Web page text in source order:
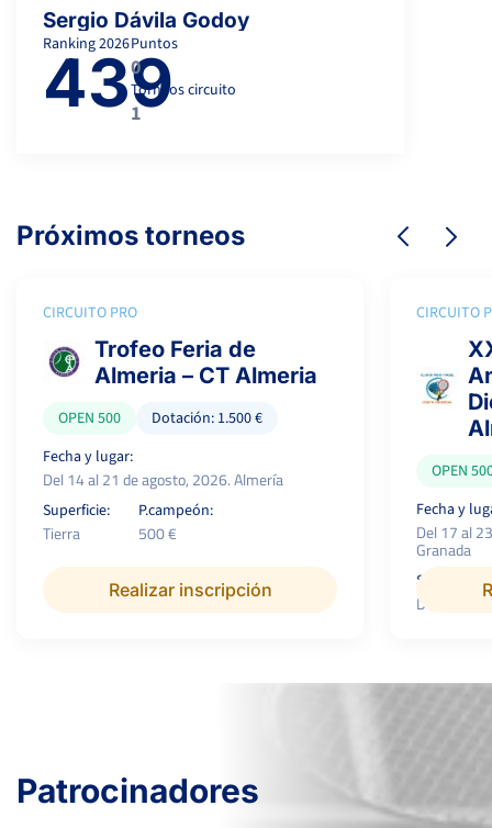
Sergio Dávila Godoy
Ranking2026
439
Puntos
0
Torneos circuito
1
Próximos torneos
CIRCUITO PRO
Trofeo Feria de
Almeria – CT Almeria
OPEN 500
Dotación: 1.500 €
Fecha y lugar:
Del 14 al 21 de agosto, 2026. Almería
Superficie:
Tierra
P.campeón:
500 €
Realizar inscripción
CIRCUITO
OPEN
Fecha y
Del 17 al
Granada
Superficie:
Dura
Patrocinadores